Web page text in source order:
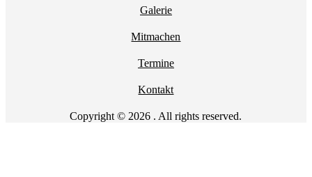
Galerie
Mitmachen
Termine
Kontakt
Copyright © 2026 . All rights reserved.